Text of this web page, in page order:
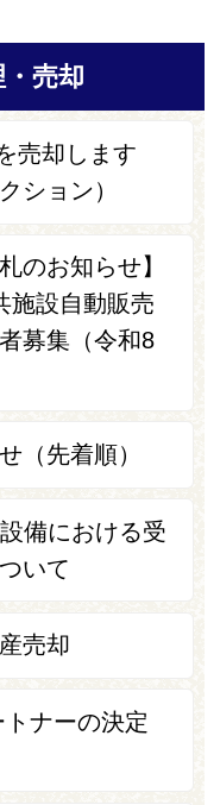
売却
売却します
ション）
のお知らせ】
施設自動販売
募集（令和8
（先着順）
備における受
いて
売却
ナーの決定